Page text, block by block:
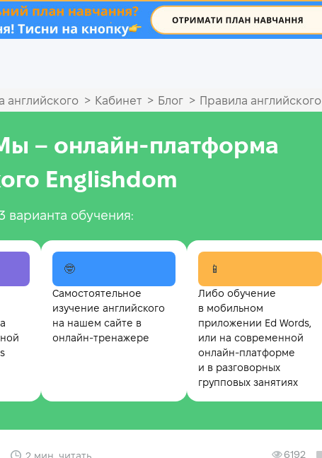
.
английского > Кабинет > Блог > Правила английского
– онлайн‑платформа
Englishdom
варианта обучения:
🤓
Самостоятельное
изучение английского
на нашем сайте в
онлайн-тренажере
📱
Либо обучение
в мобильном
приложении Ed Words,
или на современной
онлайн-платформе
и в разговорных
групповых занятиях
6192